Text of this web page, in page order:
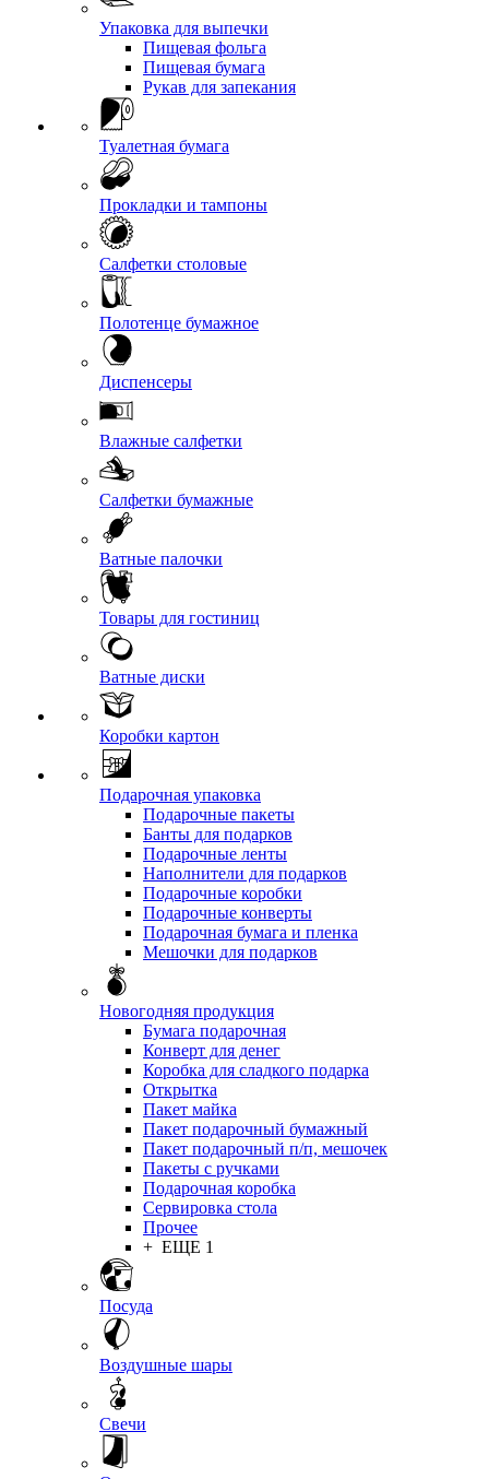
Упаковка для выпечки
Пищевая фольга
Пищевая бумага
Рукав для запекания
Туалетная бумага
Прокладки и тампоны
Салфетки столовые
Полотенце бумажное
Диспенсеры
Влажные салфетки
Салфетки бумажные
Ватные палочки
Товары для гостиниц
Ватные диски
Коробки картон
Подарочная упаковка
Подарочные пакеты
Банты для подарков
Подарочные ленты
Наполнители для подарков
Подарочные коробки
Подарочные конверты
Подарочная бумага и пленка
Мешочки для подарков
Новогодняя продукция
Бумага подарочная
Конверт для денег
Коробка для сладкого подарка
Открытка
Пакет майка
Пакет подарочный бумажный
Пакет подарочный п/п, мешочек
Пакеты с ручками
Подарочная коробка
Сервировка стола
Прочее
+ ЕЩЕ 1
Посуда
Воздушные шары
Свечи